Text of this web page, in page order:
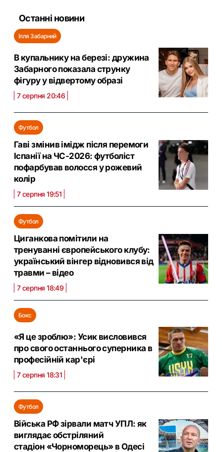
Останні новини
Ілля Забарний
В купальнику на березі: дружина
Забарного показала струнку
фігуру у відвертому образі
7 серпня 20:46
Футбол
Гаві змінив імідж після перемоги
Іспанії на ЧС-2026: футболіст
пофарбував волосся у рожевий
колір
7 серпня 19:51
Футбол
Циганкова помітили на
тренуванні європейського клубу:
український вінгер відновився від
травми – відео
7 серпня 18:49
Бокс
«Я це зроблю»: Усик висловився
про свого останнього суперника в
професійній кар'єрі
7 серпня 18:31
Футбол
Війська РФ зірвали матч УПЛ: як
виглядає обстріляний
стадіон «Чорноморець» в Одесі